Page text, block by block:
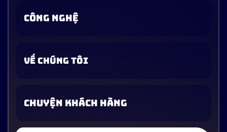
CÔNG NGHỆ
VỀ CHÚNG TÔI
CHUYỆN KHÁCH HÀNG